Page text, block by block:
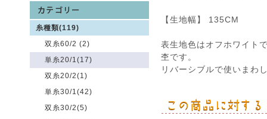
糸種類(119)
双糸60/2 (2)
単糸20/1(17)
双糸20/2(1)
単糸30/1(42)
双糸30/2(5)
【生地幅】 135CM
表生地色はオフホワイト
杢です。
リバーシブルで使いまわ